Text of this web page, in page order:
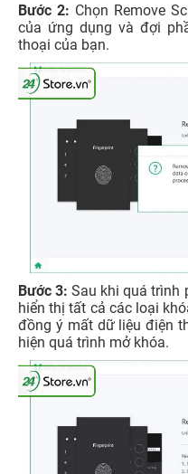
Bước 2: Chọn Remove
của ứng dụng và đợi
thoại của bạn.
Bước 3:Sau khi quá trình
hiển thị tất cả các loại
đồng ý mất dữ liệu điện
hiện quá trình mở khóa.